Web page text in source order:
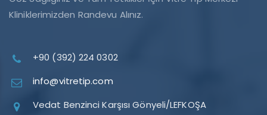
Kliniklerimizden Randevu Alınız.
+90 (392) 224 0302
info@vitretip.com
Vedat Benzinci Karşısı Gönyeli/LEFKOŞA